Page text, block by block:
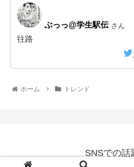
ぶっっ@学生駅伝 さん
往路
ホーム トレンド
SNSでの話